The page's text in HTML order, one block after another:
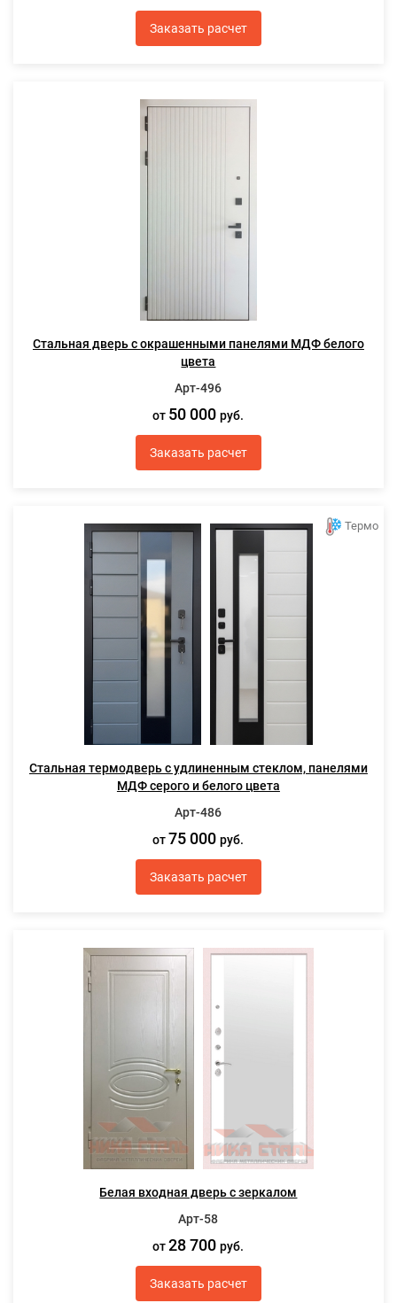
Заказать расчет
Стальная дверь с окрашенными панелями МДФ белого
цвета
Арт-496
от 50 000руб.
Заказать расчет
Термо
Стальная термодверь с удлиненным стеклом, панелями
МДФ серого и белого цвета
Арт-486
от 75 000руб.
Заказать расчет
Белая входная дверь с зеркалом
Арт-58
от28 700руб.
Заказать расчет